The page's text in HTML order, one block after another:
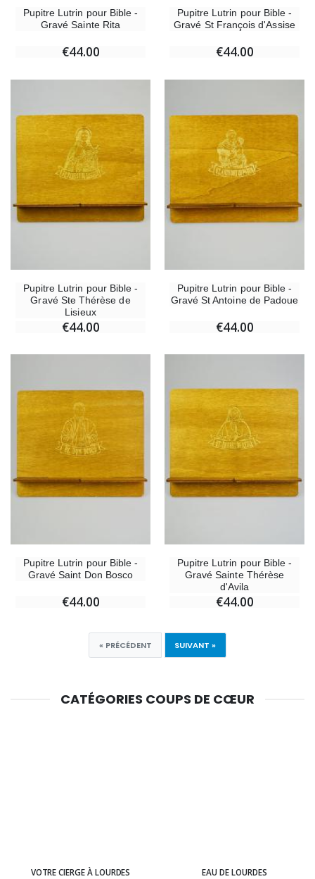
Pupitre Lutrin pour Bible -
Gravé Sainte Rita
€44.00
Pupitre Lutrin pour Bible -
Gravé St François d'Assise
€44.00
Pupitre Lutrin pour Bible -
Gravé Ste Thérèse de
Lisieux
€44.00
Pupitre Lutrin pour Bible -
Gravé St Antoine de Padoue
€44.00
Pupitre Lutrin pour Bible -
Gravé Saint Don Bosco
€44.00
Pupitre Lutrin pour Bible -
Gravé Sainte Thérèse
d'Avila
€44.00
« PRÉCÉDENT SUIVANT »
CATÉGORIES COUPS DE CŒUR
VOTRE CIERGE À LOURDES EAU DE LOURDES